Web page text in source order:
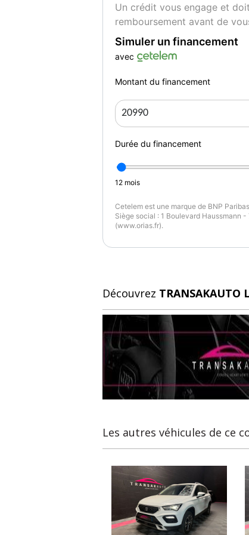
Un crédit vous engage et
remboursement avant de
Simuler un financement
avec
Montant du financement
Durée du financement
12 mois
Cetelem est une marque de BNP
Siège social : 1 Boulevard Haussmann
(www.orias.fr).
Découvrez TRANSAKAUTO
Les autres véhicules de ce